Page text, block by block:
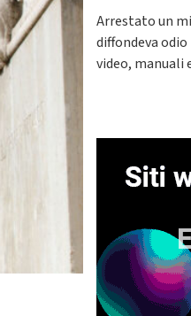
Arrestato un
diffondeva
video, manuali